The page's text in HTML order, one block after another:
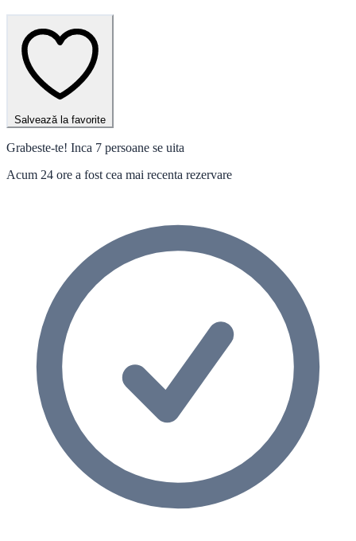
Salvează la favorite
Grabeste-te! Inca 7 persoane se uita
Acum 24 ore a fost cea mai recenta rezervare